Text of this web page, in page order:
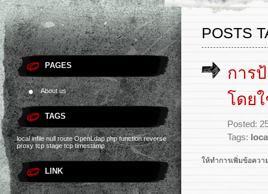
PAGES
About us
TAGS
local infile null route OpenLdap php function reverse
proxy tcp stage
LINK
POSTS
การ
โดย
Posted:
Tags:
ให้ทำการเพิ่มข้อควา